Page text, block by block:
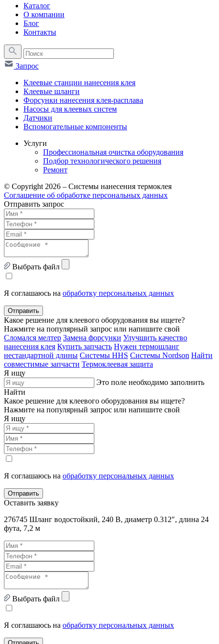
Каталог
О компании
Блог
Контакты
Запрос
Клеевые станции нанесения клея
Клеевые шланги
Форсунки нанесения клея-расплава
Насосы для клеевых систем
Датчики
Вспомогательные компоненты
Услуги
Профессиональная очистка оборудования
Подбор технологического решения
Ремонт
© Copyright 2026 – Системы нанесения термоклея
Соглашение об обработке персональных данных
Отправить запрос
Выбрать файл
Я соглашаюсь на обработку персональных данных
Отправить
Какое решение для клеевого оборудования вы ищете?
Нажмите на популярный запрос или напишите свой
Сломался мелтер Замена форсунки Улучшить качество
нанесения клея Купить запчасть Нужен термошланг
нестандартной длины Системы HHS Системы Nordson Найти
совместимые запчасти Термоклеевая защита
Я ищу
Это поле необходимо заполнить
Найти
Какое решение для клеевого оборудования вы ищете?
Нажмите на популярный запрос или напишите свой
Я ищу
Я соглашаюсь на обработку персональных данных
Отправить
Оставить заявку
276745 Шланг водостойкий, 240 В, диаметр 0.312″, длина 24
фута, 7,2 м
Выбрать файл
Я соглашаюсь на обработку персональных данных